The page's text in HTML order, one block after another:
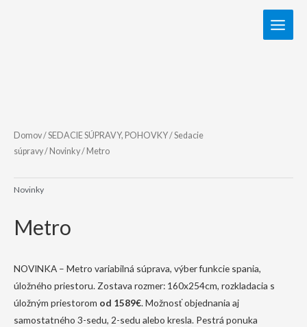
Domov/SEDACIE SÚPRAVY, POHOVKY/Sedacie
súpravy/ Novinky/ Metro
Novinky
Metro
NOVINKA – Metro variabilná súprava, výber funkcie spania,
úložného priestoru. Zostava rozmer: 160x254cm, rozkladacia s
úložným priestorom od 1589€. Možnosť objednania aj
samostatného 3-sedu, 2-sedu alebo kresla. Pestrá ponuka